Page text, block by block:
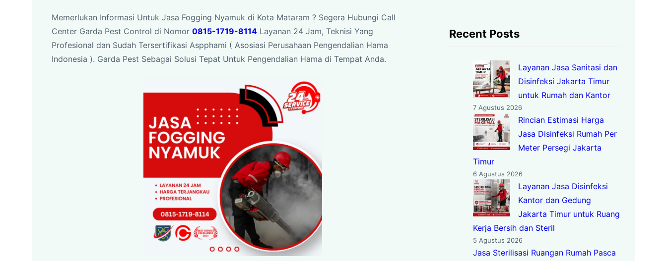
Memerlukan Informasi Untuk Jasa Fogging Nyamuk di Kota Mataram ? Segera Hubungi Call
Center Garda Pest Control di Nomor 0815-1719-8114 Layanan 24 Jam, Teknisi Yang
Profesional dan Sudah Tersertifikasi Aspphami ( Asosiasi Perusahaan Pengendalian Hama
Indonesia ). Garda Pest Sebagai Solusi Tepat Untuk Pengendalian Hama di Tempat Anda.
Recent Posts
Layanan Jasa Sanitasi dan
Disinfeksi Jakarta Timur
untuk Rumah dan Kantor
7 Agustus 2026
Rincian Estimasi Harga
Jasa Disinfeksi Rumah Per
Meter Persegi Jakarta
Timur
6 Agustus 2026
Layanan Jasa Disinfeksi
Kantor dan Gedung
Jakarta Timur untuk Ruang
Kerja Bersih dan Steril
5 Agustus 2026
Jasa Sterilisasi Ruangan Rumah Pasca